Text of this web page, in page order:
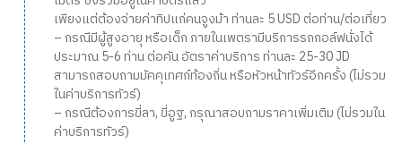
เพียงแต่ต้องจ่ายค่าทิปแก่คนจูงม้า ท่านละ 5 USD ต่อท่าน/ต่อเที่ยว
– กรณีมีผู้สูงอายุ หรือเด็ก ภายในเพตรามีบริการรถกอล์ฟนั่งได้
ประมาณ 5-6 ท่าน ต่อคัน อัตราค่าบริการ ท่านละ 25-30 JD
สามารถสอบถามมัคคุเทศก์ท้องถิ่น หรือหัวหน้าทัวร์อีกครั้ง (ไม่รวม
ในค่าบริการทัวร์)
– กรณีต้องการขี่ลา, ขี่อูฐ, กรุณาสอบถามราคาเพิ่มเติม (ไม่รวมใน
ค่าบริการทัวร์)